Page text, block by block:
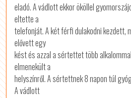
eladó. A vádlott ekkor ököllel
eltette a
telefonját. A két férfi dulakodni kezdett,
elővett egy
kést és azzal a sértettet több
elmenekült a
helyszínről. A sértettnek 8 napon túl
A vádlott